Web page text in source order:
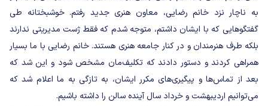
به ناچار نزد خانم رضایی، معاون هنری جدید رفتم. خوشبختانه طی
گفتگوهایی که با ایشان داشتم، متوجه شدم که فقط ژست مدیریتی ندارند
بلکه طرف هنرمندان و در کنار جامعه هنری هستند. خانم رضایی با ما بسیار
همراهی کردند و دستور دادند که تکلیف‌مان مشخص شود و این شد که
بعد از تماس‌ها و پیگیری‌های مکرر ایشان، به تازگی به ما اعلام شد که
می‌توانیم اردیبهشت و خرداد سال آینده سالن را داشته باشیم.